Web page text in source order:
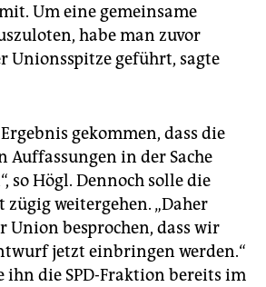
Um eine gemeinsame
habe man zuvor
Unionsspitze geführt, sagte
gekommen, dass die
Auffassungen in der Sache
so Högl. Dennoch solle die
weitergehen. „Daher
Union besprochen, dass wir
jetzt einbringen werden.“
ihn die SPD-Fraktion bereits im